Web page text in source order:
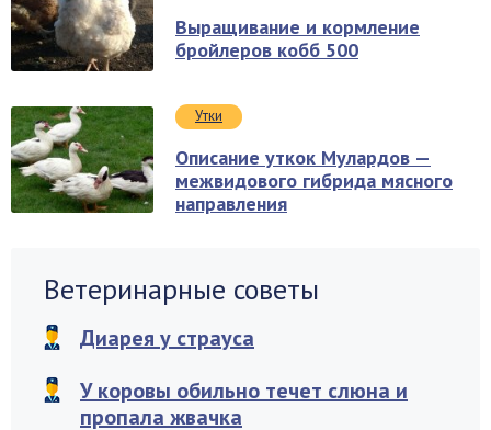
Выращивание и кормление
бройлеров кобб 500
Утки
Описание уткок Мулардов —
межвидового гибрида мясного
направления
Ветеринарные советы
Диарея у страуса
У коровы обильно течет слюна и
пропала жвачка